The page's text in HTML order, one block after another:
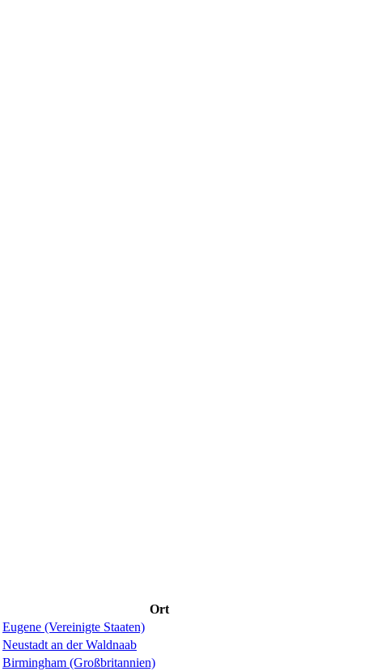
Ort
Eugene (Vereinigte Staaten)
Neustadt an der Waldnaab
Birmingham (Großbritannien)